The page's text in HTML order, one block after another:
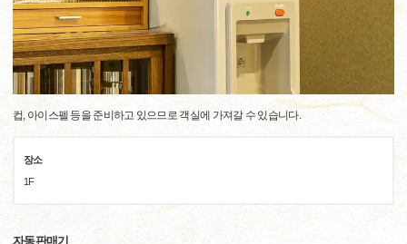
컵, 아이스펠 등을 준비하고 있으므로 객실에 가져갈 수 있습니다.
장소
1F
자동판매기